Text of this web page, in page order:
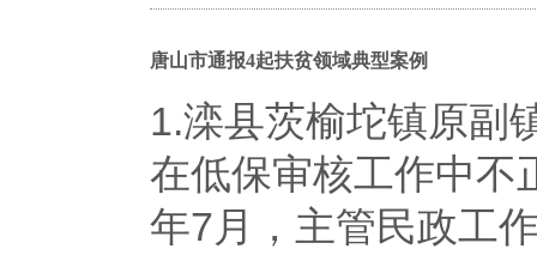
唐山市通报4起扶贫领域典型案例
1.滦县茨榆坨镇原副
在低保审核工作中不
年7月，主管民政工